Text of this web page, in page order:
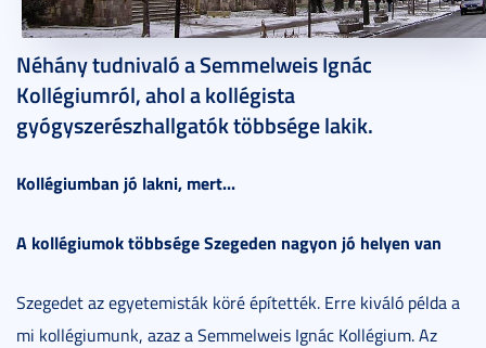
Néhány tudnivaló a Semmelweis Ignác
Kollégiumról, ahol a kollégista
gyógyszerészhallgatók többsége lakik.
Kollégiumban jó lakni, mert...
A kollégiumok többsége Szegeden nagyon jó helyen van
Szegedet az egyetemisták köré építették. Erre kiváló példa a
mi kollégiumunk, azaz a Semmelweis Ignác Kollégium. Az